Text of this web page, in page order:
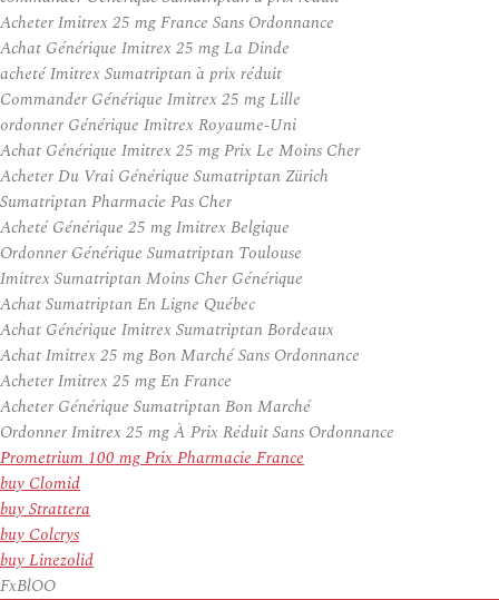
Acheter Imitrex 25 mg France Sans Ordonnance
Achat Générique Imitrex 25 mg La Dinde
acheté Imitrex Sumatriptan à prix réduit
Commander Générique Imitrex 25 mg Lille
ordonner Générique Imitrex Royaume-Uni
Achat Générique Imitrex 25 mg Prix Le Moins Cher
Acheter Du Vrai Générique Sumatriptan Zürich
Sumatriptan Pharmacie Pas Cher
Acheté Générique 25 mg Imitrex Belgique
Ordonner Générique Sumatriptan Toulouse
Imitrex Sumatriptan Moins Cher Générique
Achat Sumatriptan En Ligne Québec
Achat Générique Imitrex Sumatriptan Bordeaux
Achat Imitrex 25 mg Bon Marché Sans Ordonnance
Acheter Imitrex 25 mg En France
Acheter Générique Sumatriptan Bon Marché
Ordonner Imitrex 25 mg À Prix Réduit Sans Ordonnance
Prometrium 100 mg Prix Pharmacie France
buy Clomid
buy Strattera
buy Colcrys
buy Linezolid
FxBlOO